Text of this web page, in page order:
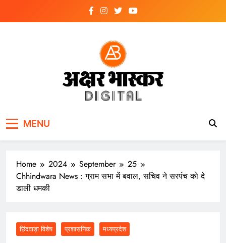
MENU
Home 2024 September
25
Chhindwara News : ग्राम सभा में बवाल, सचिव ने सरपंच को दे
डाली धमकी
छिंदवाड़ा विशेष प्रशासनिक मध्यप्रदेश